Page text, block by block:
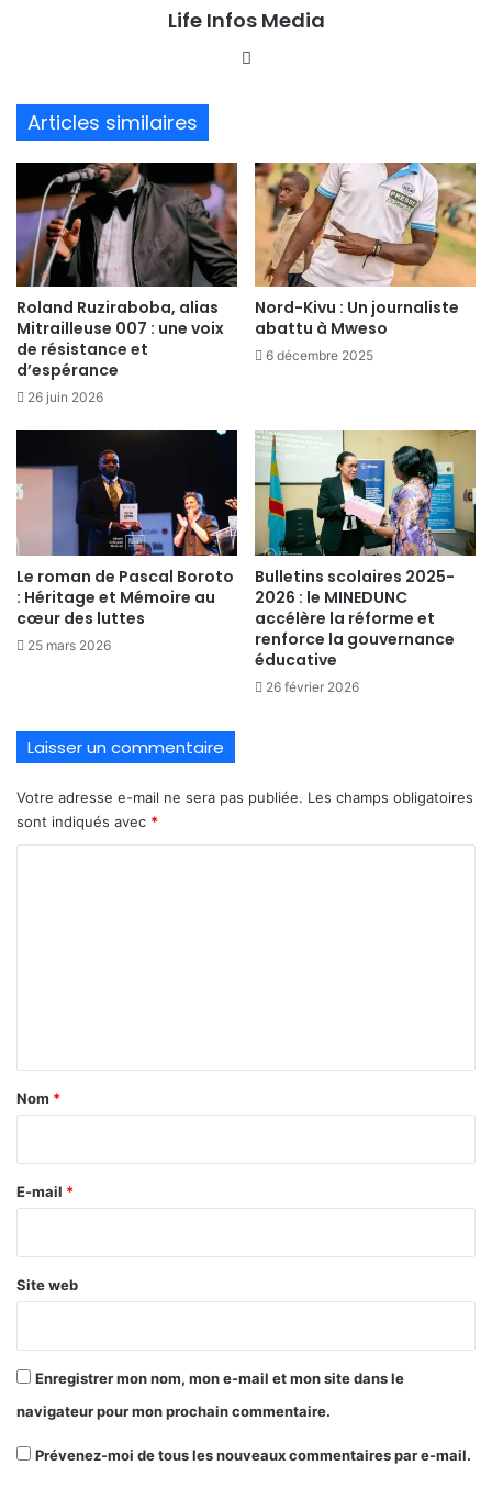
Life Infos Media
Articles similaires
Roland Ruziraboba, alias
Mitrailleuse 007 : une voix
de résistance et
d’espérance
26 juin 2026
Nord-Kivu : Un journaliste
abattu à Mweso
6 décembre 2025
Le roman de Pascal Boroto
: Héritage et Mémoire au
cœur des luttes
25 mars 2026
Bulletins scolaires 2025-
2026 : le MINEDUNC
accélère la réforme et
renforce la gouvernance
éducative
26 février 2026
Laisser un commentaire
Votre adresse e-mail ne sera pas publiée. Les champs obligatoires
sont indiqués avec *
a
e
Nom *
E-mail *
Site web
Enregistrer mon nom, mon e-mail et mon site dans le
navigateur pour mon prochain commentaire.
Prévenez-moi de tous les nouveaux commentaires par e-mail.